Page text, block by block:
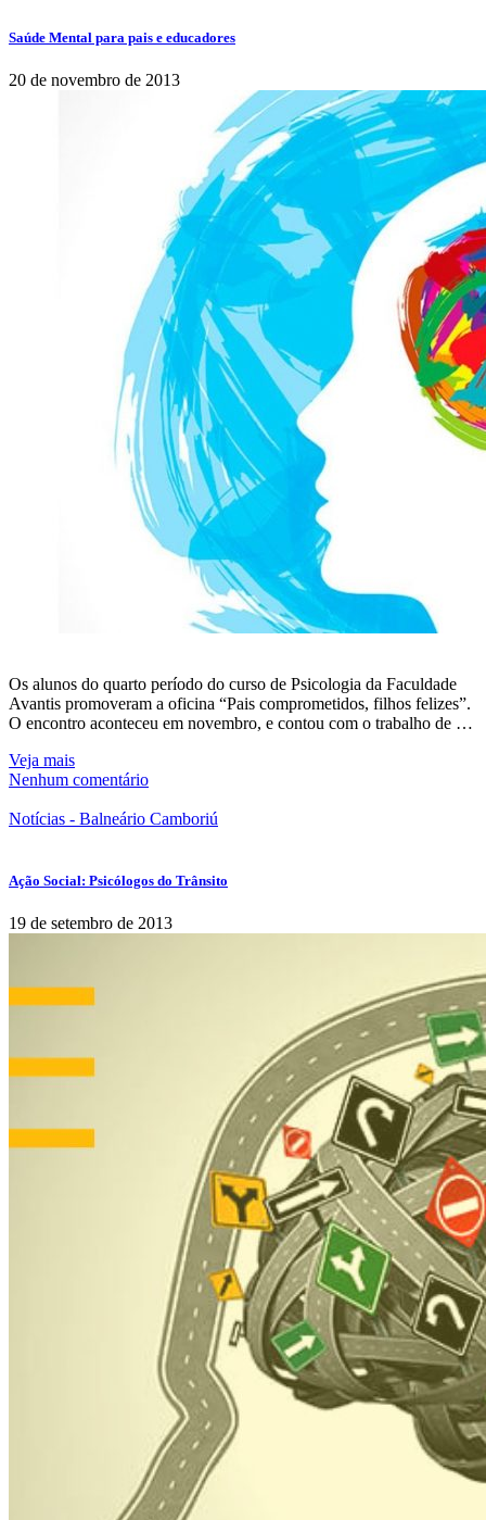
Saúde Mental para pais e educadores
20 de novembro de 2013
Os alunos do quarto período do curso de Psicologia da Faculdade
Avantis promoveram a oficina “Pais comprometidos, filhos felizes”.
O encontro aconteceu em novembro, e contou com o trabalho de …
Veja mais
Nenhum comentário
Notícias - Balneário Camboriú
Ação Social: Psicólogos do Trânsito
19 de setembro de 2013